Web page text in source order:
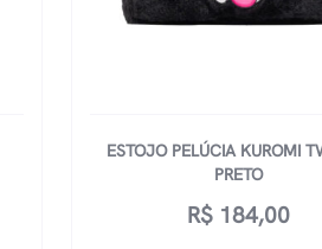
ESTOJO PELÚCIA KUROMI
PRETO
R$ 184,00